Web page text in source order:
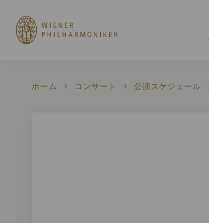
ホーム コンサート 公演スケジュール